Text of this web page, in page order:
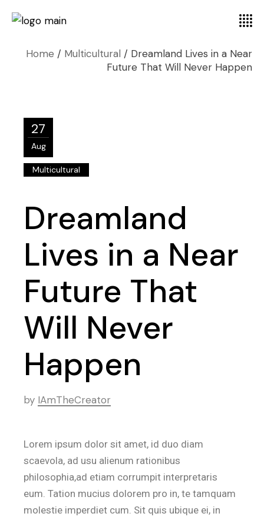
Home Multicultural
Dreamland Lives in a Near
Future That Will Never Happen
27
Aug
Multicultural
Dreamland
Lives in a Near
Future That
Will Never
Happen
by IAmTheCreator
Lorem ipsum dolor sit amet, id duo diam
scaevola, ad usu alienum rationibus
philosophia,ad etiam corrumpit interpretaris
eum. Tation mucius dolorem pro in, te tamquam
molestie imperdiet cum. Sit quis ubique ei, in